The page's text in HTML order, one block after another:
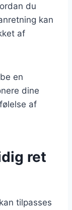
du
kan
af
en
dine
af
ret
tilpasses